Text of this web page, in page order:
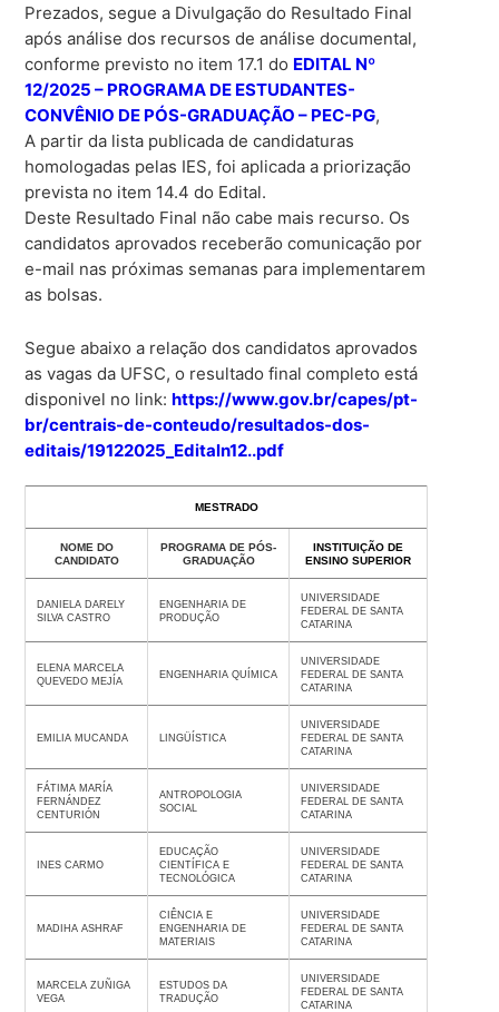
Prezados, segue a Divulgação do Resultado Final
após análise dos recursos de análise documental,
conforme previsto no item 17.1 do EDITAL Nº
12/2025 – PROGRAMA DE ESTUDANTES-
CONVÊNIO DE PÓS-GRADUAÇÃO – PEC-PG,
A partir da lista publicada de candidaturas
homologadas pelas IES, foi aplicada a priorização
prevista no item 14.4 do Edital.
Deste Resultado Final não cabe mais recurso. Os
candidatos aprovados receberão comunicação por
e-mail nas próximas semanas para implementarem
as bolsas.
Segue abaixo a relação dos candidatos aprovados
as vagas da UFSC, o resultado final completo está
disponivel no link:https://www.gov.br/capes/pt-
br/centrais-de-conteudo/resultados-dos-
editais/19122025_Editaln12..pdf
MESTRADO
NOME DO
CANDIDATO
PROGRAMA DE PÓS-
GRADUAÇÃO
INSTITUIÇÃO DE
ENSINO SUPERIOR
DANIELA DARELY
SILVA CASTRO
ENGENHARIA DE
PRODUÇÃO
UNIVERSIDADE
FEDERAL DE SANTA
CATARINA
ELENA MARCELA
QUEVEDO MEJÍA
ENGENHARIA QUÍMICA
UNIVERSIDADE
FEDERAL DE SANTA
CATARINA
EMILIA MUCANDA LINGÜÍSTICA
UNIVERSIDADE
FEDERAL DE SANTA
CATARINA
FÁTIMA MARÍA
FERNÁNDEZ
CENTURIÓN
ANTROPOLOGIA
SOCIAL
UNIVERSIDADE
FEDERAL DE SANTA
CATARINA
INES CARMO
EDUCAÇÃO
CIENTÍFICA E
TECNOLÓGICA
UNIVERSIDADE
FEDERAL DE SANTA
CATARINA
MADIHA ASHRAF
CIÊNCIA E
ENGENHARIA DE
MATERIAIS
UNIVERSIDADE
FEDERAL DE SANTA
CATARINA
MARCELA ZUÑIGA
VEGA
ESTUDOS DA
TRADUÇÃO
UNIVERSIDADE
FEDERAL DE SANTA
CATARINA